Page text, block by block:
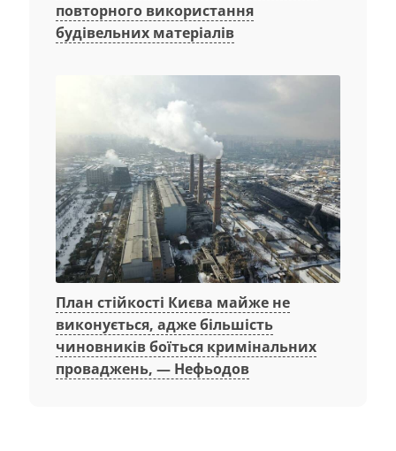
повторного використання
будівельних матеріалів
План стійкості Києва майже не
виконується, адже більшість
чиновників боїться кримінальних
проваджень, — Нефьодов